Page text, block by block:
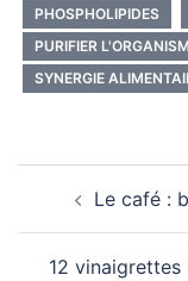
PHOSPHOLIPIDES
PURIFIER
SYNERGIE
d’articleLe café :
12